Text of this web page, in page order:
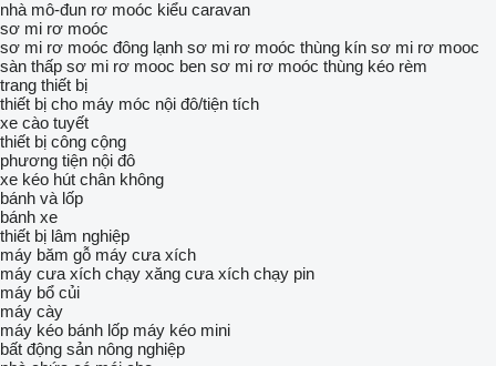
nhà mô-đun rơ moóc kiểu caravan
sơ mi rơ moóc
sơ mi rơ moóc đông lạnh sơ mi rơ moóc thùng kín sơ mi rơ mooc
sàn thấp sơ mi rơ mooc ben sơ mi rơ moóc thùng kéo rèm
trang thiết bị
thiết bị cho máy móc nội đô/tiện tích
xe cào tuyết
thiết bị công cộng
phương tiện nội đô
xe kéo hút chân không
bánh và lốp
bánh xe
thiết bị lâm nghiệp
máy băm gỗ máy cưa xích
máy cưa xích chạy xăng cưa xích chạy pin
máy bổ củi
máy cày
máy kéo bánh lốp máy kéo mini
bất động sản nông nghiệp